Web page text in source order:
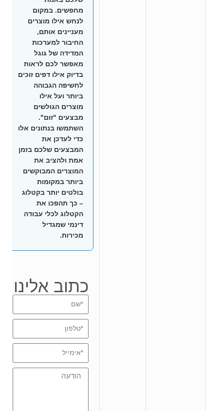
מחפשים. במקום
לנחש אילו מוצרים
מעניינים אותם,
החיבור למערכות
המדידה של גוגל
מאפשר לכם לראות
בדיוק אילו דפים זוכים
לחשיפה הגבוהה
ביותר ועל אילו
מוצרים הגולשים
מבצעים "זום".
השתמשו בנתונים אלו
כדי לעדכן את
המבצעים שלכם בזמן
אמת ולהציב את
המוצרים המבוקשים
ביותר במקומות
בולטים יותר בקטלוג
– כך תהפכו את
הקטלוג לכלי עבודה
דינמי שמגדיל
מכירות.
כתוב אלינו